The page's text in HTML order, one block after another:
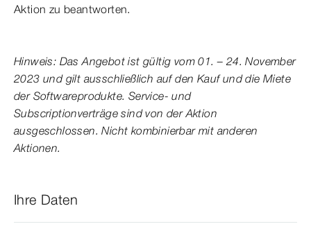
Aktion zu beantworten.
Hinweis: Das Angebot ist gültig vom 01. – 24. November
2023 und gilt ausschließlich auf den Kauf und die Miete
der Softwareprodukte. Service- und
Subscriptionverträge sind von der Aktion
ausgeschlossen. Nicht kombinierbar mit anderen
Aktionen.
Ihre Daten